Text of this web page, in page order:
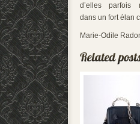
d’elles parfois
dans un fort élan
Marie-Odile